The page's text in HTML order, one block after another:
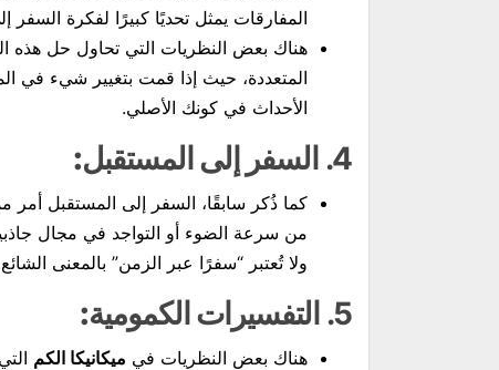
المفارقات يمثل تحديًا كبيرًا لفكرة السفر
هناك بعض النظريات التي تحاول حل هذه
المتعددة، حيث إذا قمت بتغيير شيء في
الأحداث في كونك الأصلي.
4. السفر إلى المستقبل:
كما ذُكر سابقًا، السفر إلى المستقبل
من سرعة الضوء أو التواجد في مجال
ولا تُعتبر “سفرًا عبر الزمن” بالمعنى
5. التفسيرات الكمومية:
هناك بعض النظريات في ميكانيكا الكم